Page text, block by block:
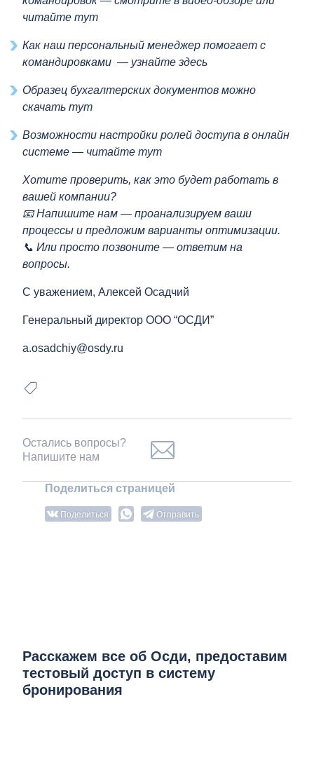
читайте тут
Как наш персональный менеджер помогает с
командировками — узнайте здесь
Образец бухгалтерских документов можно
скачать тут
Возможности настройки ролей доступа в онлайн
системе — читайте тут
Хотите проверить, как это будет работать в
вашей компании?
📧 Напишите нам — проанализируем ваши
процессы и предложим варианты оптимизации.
📞 Или просто позвоните — ответим на
вопросы.
С уважением, Алексей Осадчий
Генеральный директор ООО “ОСДИ”
a.osadchiy@osdy.ru
Остались вопросы?
Напишите нам
Поделиться страницей
Поделиться Отправить
Расскажем все об Осди, предоставим
тестовый доступ в систему
бронирования